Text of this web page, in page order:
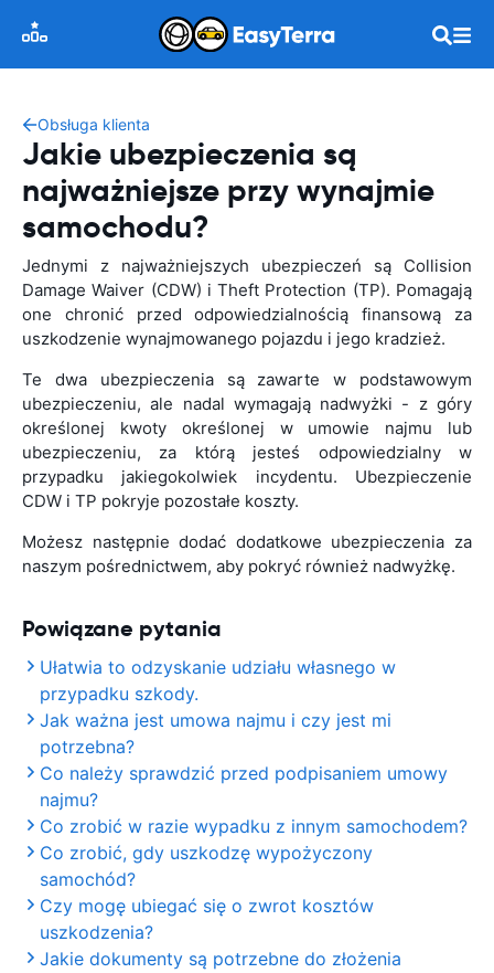
Obsługa klienta
Jakie ubezpieczenia są
najważniejsze przy wynajmie
samochodu?
Jednymi z najważniejszych ubezpieczeń są Collision
Damage Waiver (CDW) i Theft Protection (TP). Pomagają
one chronić przed odpowiedzialnością finansową za
uszkodzenie wynajmowanego pojazdu i jego kradzież.
Te dwa ubezpieczenia są zawarte w podstawowym
ubezpieczeniu, ale nadal wymagają nadwyżki - z góry
określonej kwoty określonej w umowie najmu lub
ubezpieczeniu, za którą jesteś odpowiedzialny w
przypadku jakiegokolwiek incydentu. Ubezpieczenie
CDW i TP pokryje pozostałe koszty.
Możesz następnie dodać dodatkowe ubezpieczenia za
naszym pośrednictwem, aby pokryć również nadwyżkę.
Powiązane pytania
Ułatwia to odzyskanie udziału własnego w
przypadku szkody.
Jak ważna jest umowa najmu i czy jest mi
potrzebna?
Co należy sprawdzić przed podpisaniem umowy
najmu?
Co zrobić w razie wypadku z innym samochodem?
Co zrobić, gdy uszkodzę wypożyczony
samochód?
Czy mogę ubiegać się o zwrot kosztów
uszkodzenia?
Jakie dokumenty są potrzebne do złożenia